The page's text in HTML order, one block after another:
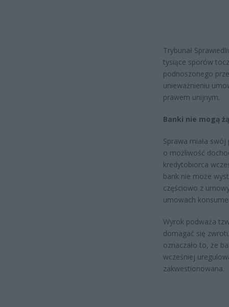
Trybunał
tysiące sporów
podnoszonego
unieważnieniu
prawem unijnym.
Banki nie mogą
Sprawa miała
o możliwość
kredytobiorca
bank nie może
częściowo z
umowach
Wyrok podważa
domagać się
oznaczało to, że
wcześniej
zakwestionowana.